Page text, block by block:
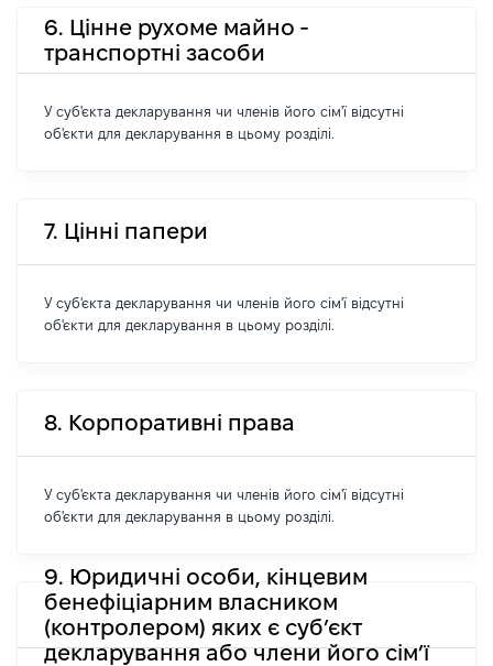
6. Цінне рухоме майно -
транспортні засоби
У суб'єкта декларування чи членів його сім'ї відсутні
об'єкти для декларування в цьому розділі.
7. Цінні папери
У суб'єкта декларування чи членів його сім'ї відсутні
об'єкти для декларування в цьому розділі.
8. Корпоративні права
У суб'єкта декларування чи членів його сім'ї відсутні
об'єкти для декларування в цьому розділі.
9. Юридичні особи, кінцевим
бенефіціарним власником
(контролером) яких є суб’єкт
декларування або члени його сім’ї